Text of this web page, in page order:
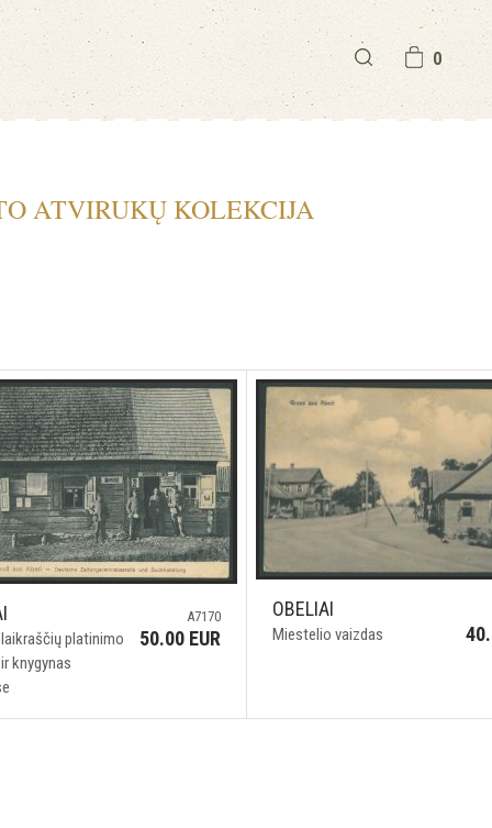
0
ATVIRUKŲ KOLEKCIJA
platinimo
knygynas
A7170
50.00 EUR
OBELIAI
Miestelio vaizdas